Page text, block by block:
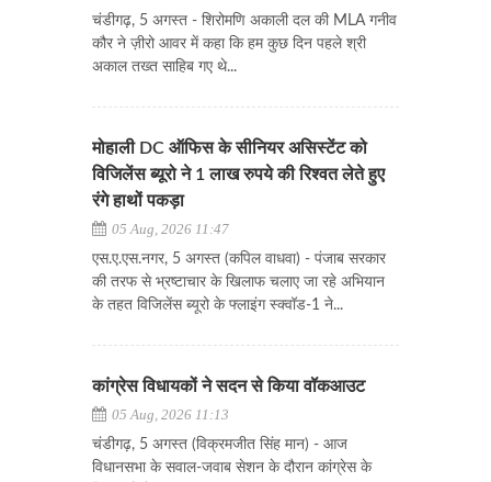
चंडीगढ़, 5 अगस्त - शिरोमणि अकाली दल की MLA गनीव
कौर ने ज़ीरो आवर में कहा कि हम कुछ दिन पहले श्री
अकाल तख्त साहिब गए थे...
मोहाली DC ऑफिस के सीनियर असिस्टेंट को
विजिलेंस ब्यूरो ने 1 लाख रुपये की रिश्वत लेते हुए
रंगे हाथों पकड़ा
05 Aug, 2026 11:47
एस.ए.एस.नगर, 5 अगस्त (कपिल वाधवा) - पंजाब सरकार
की तरफ से भ्रष्टाचार के खिलाफ चलाए जा रहे अभियान
के तहत विजिलेंस ब्यूरो के फ्लाइंग स्क्वॉड-1 ने...
कांग्रेस विधायकों ने सदन से किया वॉकआउट
05 Aug, 2026 11:13
चंडीगढ़, 5 अगस्त (विक्रमजीत सिंह मान) - आज
विधानसभा के सवाल-जवाब सेशन के दौरान कांग्रेस के